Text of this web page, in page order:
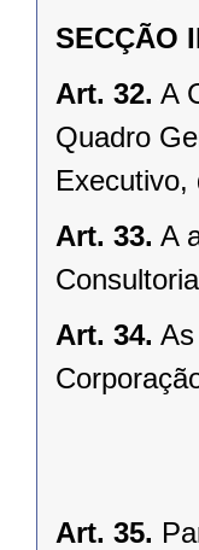
SECÇÃO
Art. 32. A
Quadro
Executivo,
Art. 33. A
Art. 34.
Art. 35.